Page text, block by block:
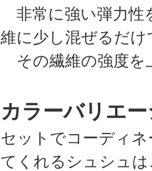
非常に強い弾力性
維に少し混ぜるだけ
その繊維の強度を
カラーバリエ
セットでコーディ
てくれるシュシュ